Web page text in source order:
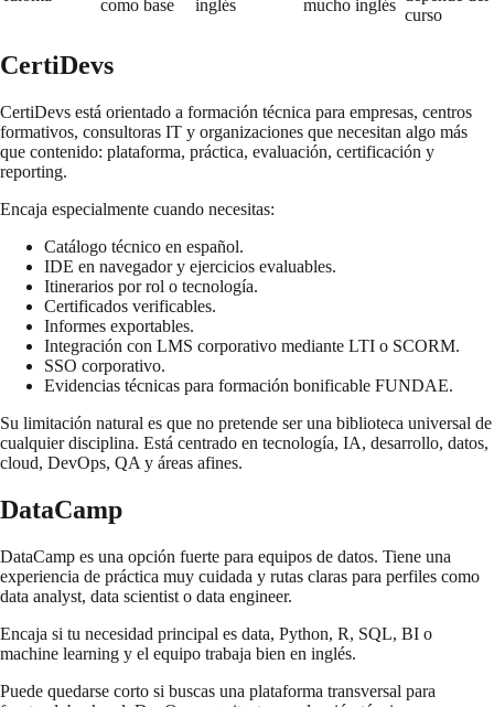
como base
inglés
mucho inglés
curso
CertiDevs
CertiDevs está orientado a formación técnica para empresas, centros
formativos, consultoras IT y organizaciones que necesitan algo más
que contenido: plataforma, práctica, evaluación, certificación y
reporting.
Encaja especialmente cuando necesitas:
Catálogo técnico en español.
IDE en navegador y ejercicios evaluables.
Itinerarios por rol o tecnología.
Certificados verificables.
Informes exportables.
Integración con LMS corporativo mediante LTI o SCORM.
SSO corporativo.
Evidencias técnicas para formación bonificable FUNDAE.
Su limitación natural es que no pretende ser una biblioteca universal de
cualquier disciplina. Está centrado en tecnología, IA, desarrollo, datos,
cloud, DevOps, QA y áreas afines.
DataCamp
DataCamp es una opción fuerte para equipos de datos. Tiene una
experiencia de práctica muy cuidada y rutas claras para perfiles como
data analyst, data scientist o data engineer.
Encaja si tu necesidad principal es data, Python, R, SQL, BI o
machine learning y el equipo trabaja bien en inglés.
Puede quedarse corto si buscas una plataforma transversal para